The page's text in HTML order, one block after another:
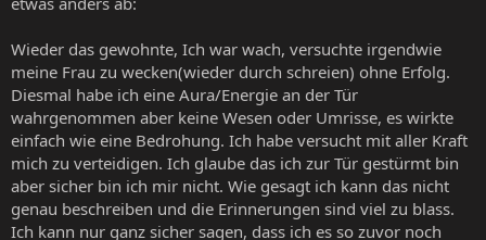
Wieder das gewohnte, Ich war wach, versuchte irgendwie
meine Frau zu wecken(wieder durch schreien) ohne Erfolg.
Diesmal habe ich eine Aura/Energie an der Tür
wahrgenommen aber keine Wesen oder Umrisse, es wirkte
einfach wie eine Bedrohung. Ich habe versucht mit aller Kraft
mich zu verteidigen. Ich glaube das ich zur Tür gestürmt bin
aber sicher bin ich mir nicht. Wie gesagt ich kann das nicht
genau beschreiben und die Erinnerungen sind viel zu blass.
Ich kann nur ganz sicher sagen, dass ich es so zuvor noch